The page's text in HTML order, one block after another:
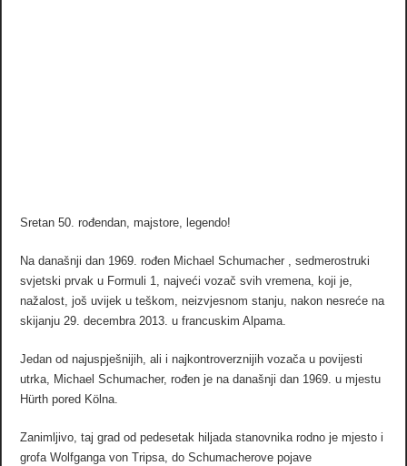
Sretan 50. rođendan, majstore, legendo!
Na današnji dan 1969. rođen Michael Schumacher , sedmerostruki
svjetski prvak u Formuli 1, najveći vozač svih vremena, koji je,
nažalost, još uvijek u teškom, neizvjesnom stanju, nakon nesreće na
skijanju 29. decembra 2013. u francuskim Alpama.
Jedan od najuspješnijih, ali i najkontroverznijih vozača u povijesti
utrka, Michael Schumacher, rođen je na današnji dan 1969. u mjestu
Hürth pored Kölna.
Zanimljivo, taj grad od pedesetak hiljada stanovnika rodno je mjesto i
grofa Wolfganga von Tripsa, do Schumacherove pojave